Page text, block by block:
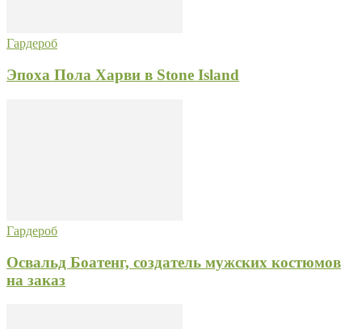
Гардероб
Эпоха Пола Харви в Stone Island
Гардероб
Освальд Боатенг, создатель мужских костюмов
на заказ